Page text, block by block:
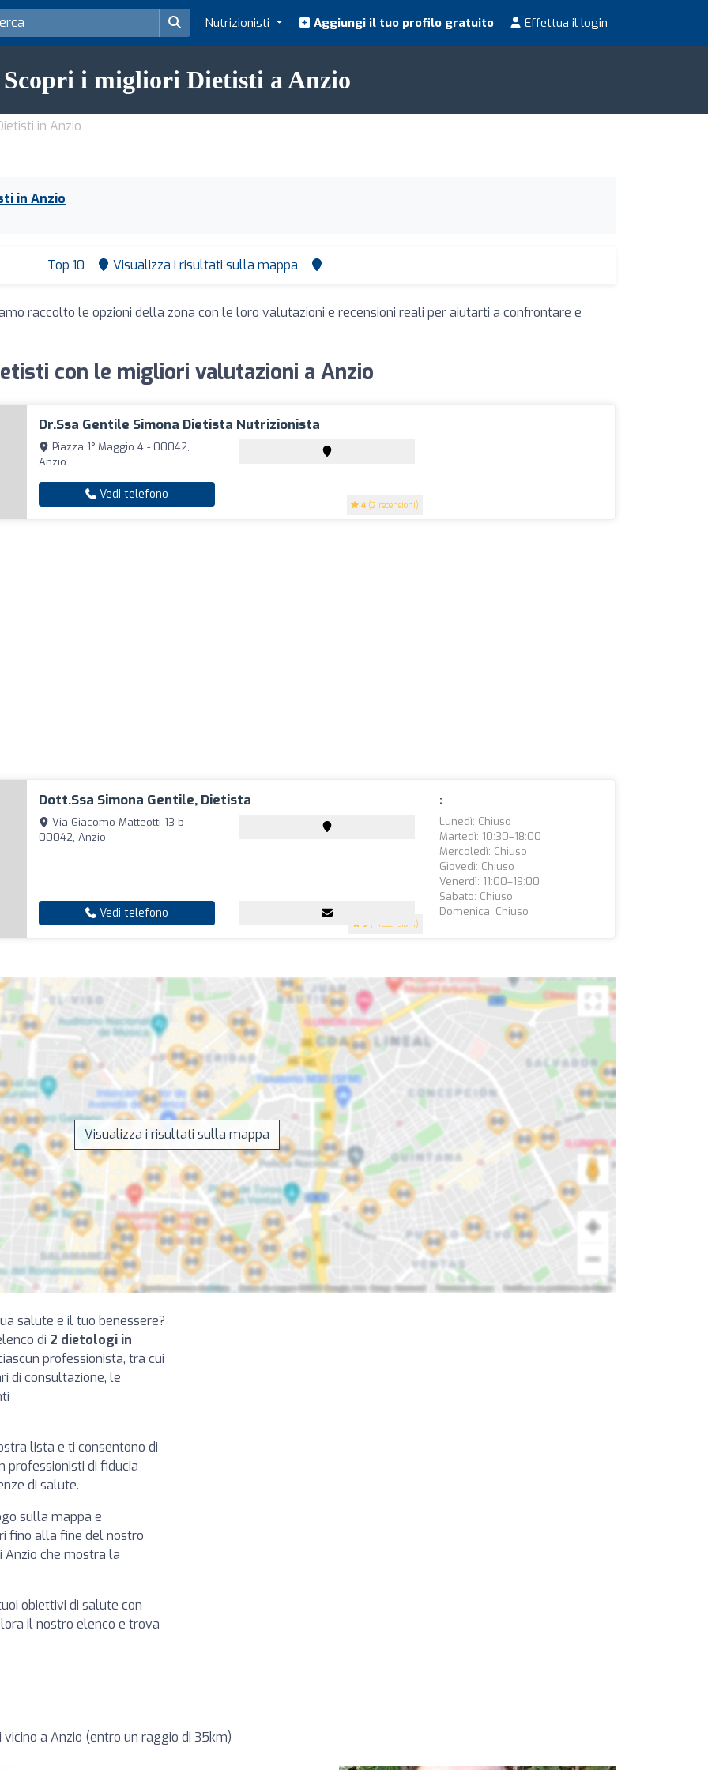
Nutrizionisti Aggiungi il tuo profilo gratuito Effettua il login
Scopri i migliori Dietisti a Anzio
in Anzio
in Anzio
Top 10 Visualizza i risultati sulla mappa
raccolto le opzioni della zona con le loro valutazioni e recensioni reali per aiutarti a confrontare e
con le migliori valutazioni a Anzio
Dr.ssa Gentile Simona Dietista Nutrizionista
4 (2 recensioni)
Piazza 1° Maggio 4 - 00042,
Anzio
Vedi telefono
Dott.ssa Simona Gentile, Dietista
5 (1 recensioni)
Via Giacomo Matteotti 13 b -
00042, Anzio
Vedi telefono
:
Lunedì: Chiuso
Martedì: 10:30–18:00
Mercoledì: Chiuso
Giovedì: Chiuso
Venerdì: 11:00–19:00
Sabato: Chiuso
Domenica: Chiuso
Visualizza i risultati sulla mappa
salute e il tuo benessere?
di 2 dietologi in
professionista, tra cui
di consultazione, le
lista e ti consentono di
professionisti di fiducia
di salute.
sulla mappa e
fino alla fine del nostro
che mostra la
obiettivi di salute con
il nostro elenco e trova
a Anzio (entro un raggio di 35km)